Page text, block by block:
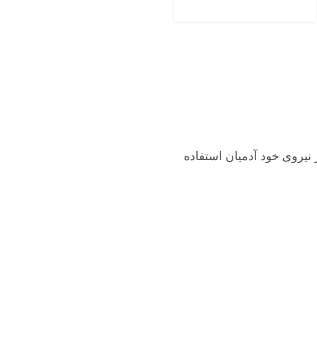
خود آدمیان استفاده